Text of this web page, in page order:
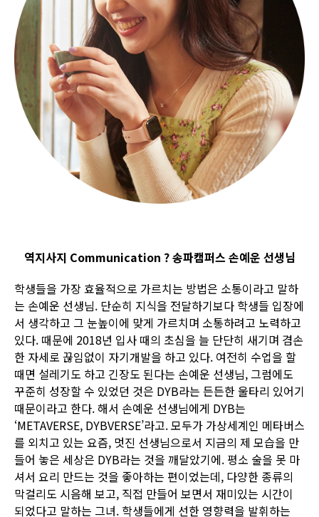
역지사지 Communication ? 송파캠퍼스 손예운 선생님
학생들을 가장 효율적으로 가르치는 방법은 소통이라고 말하
는 손예운 선생님. 단순히 지식을 전달하기보다 학생들 입장에
서 생각하고 그 눈높이에 맞게 가르치며 소통하려고 노력하고
있다. 때문에 2018년 입사 때의 초심을 늘 단단히 새기며 겸손
한 자세로 끊임없이 자기개발을 하고 있다. 여전히 수업을 할
때면 설레기도 하고 긴장도 된다는 손예운 선생님, 그럼에도
꾸준히 성장할 수 있었던 것은 DYB라는 든든한 울타리 있어기
때문이라고 한다. 해서 손예운 선생님에게 DYB는
‘METAVERSE, DYBVERSE’라고. 모두가 가상세계인 메타버스
를 외치고 있는 요즘, 멋진 선생님으로서 지금의 제 모습을 만
들어 놓은 세상은 DYB라는 것을 깨달았기에. 평소 술을 못 마
셔서 요리 만드는 것을 좋아하는 편이었는데, 다양한 종류의
막걸리도 시음해 보고, 직접 만들어 보면서 재미있는 시간이
되었다고 말하는 그녀. 학생들에게 선한 영향력을 발휘하는